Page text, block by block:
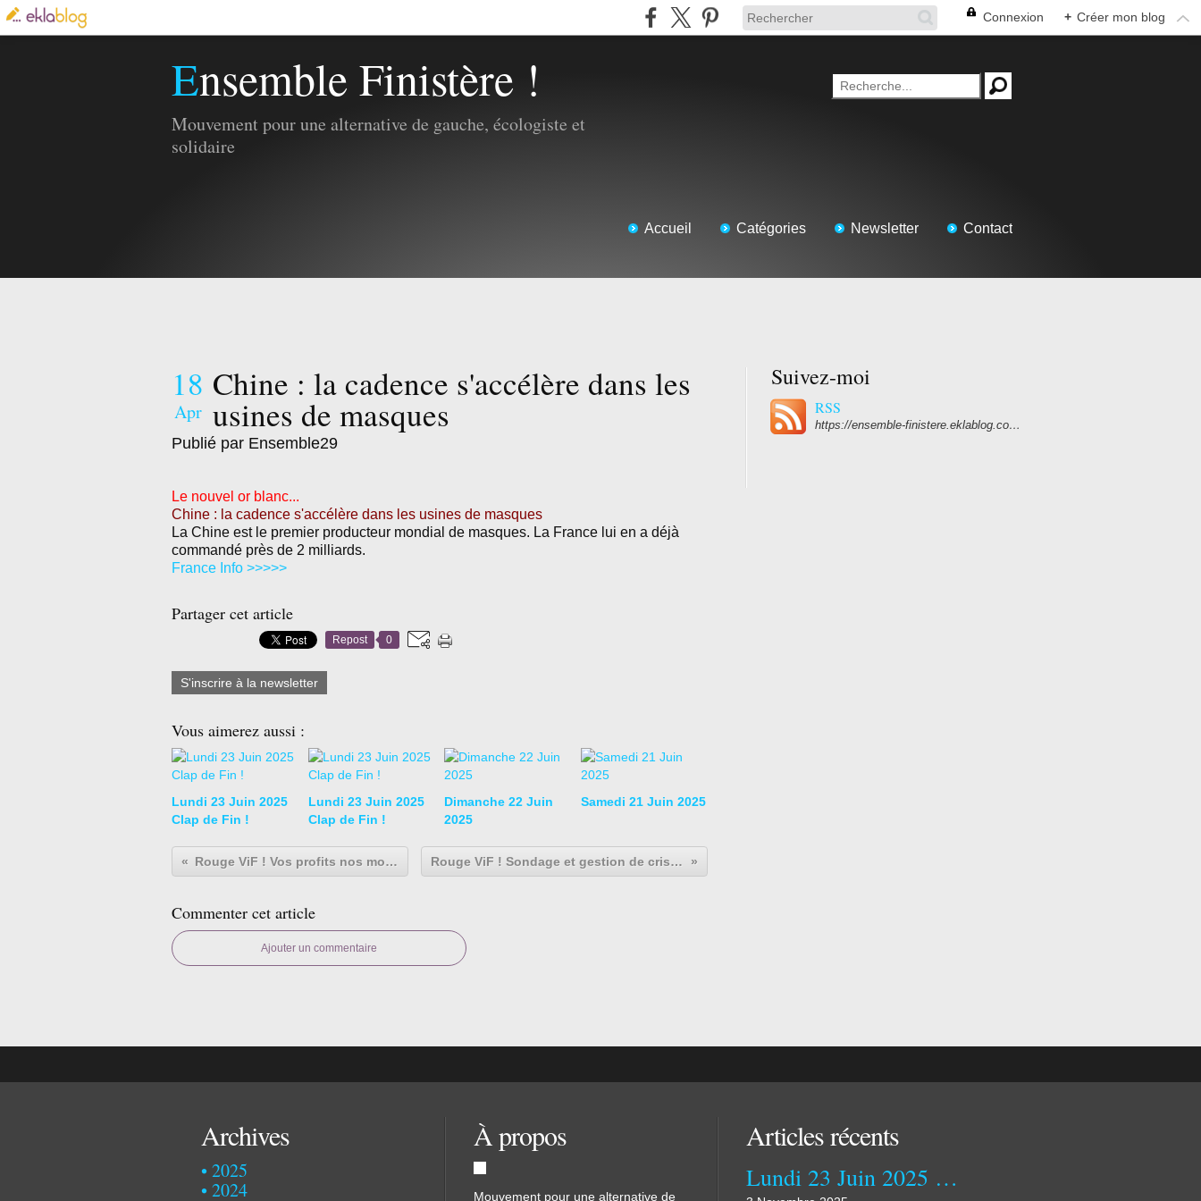
Connexion + Créer mon blog
Ensemble Finistère !
Mouvement pour une alternative de gauche, écologiste et
solidaire
Accueil Catégories Newsletter Contact
18
Apr
Chine : la cadence s'accélère dans les
usines de masques
Publié par Ensemble29
Le nouvel or blanc...
Chine : la cadence s'accélère dans les usines de masques
La Chine est le premier producteur mondial de masques. La France lui en a déjà
commandé près de 2 milliards.
France Info >>>>>
Partager cet article
Repost 0
S'inscrire à la newsletter
Vous aimerez aussi :
Lundi 23 Juin 2025
Clap de Fin !
Lundi 23 Juin 2025
Clap de Fin !
Dimanche 22 Juin
2025
Samedi 21 Juin 2025
Rouge ViF ! Vos profits nos morts Rouge ViF ! Sondage et gestion de crise...
Commenter cet article
Ajouter un commentaire
Suivez-moi
RSS
https://ensemble-finistere.eklablog.com/rss
Archives
2025
2024
À propos
Mouvement pour une alternative de
Articles récents
Lundi 23 Juin 2025 Clap de Fin !